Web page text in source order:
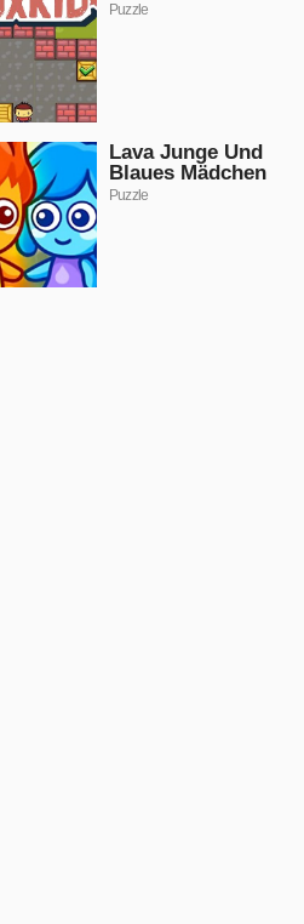
Puzzle
Lava Junge Und
Blaues Mädchen
Puzzle